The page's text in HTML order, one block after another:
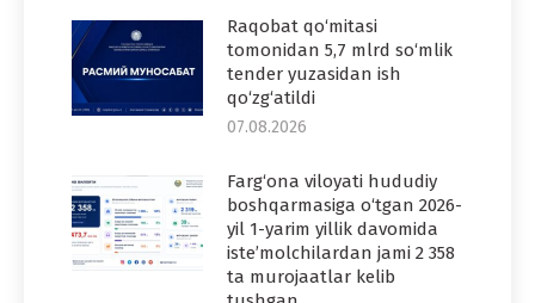
Raqobat qo‘mitasi
tomonidan 5,7 mlrd so‘mlik
tender yuzasidan ish
qo‘zg‘atildi
07.08.2026
Farg‘ona viloyati hududiy
boshqarmasiga o‘tgan 2026-
yil 1-yarim yillik davomida
iste’molchilardan jami 2 358
ta murojaatlar kelib